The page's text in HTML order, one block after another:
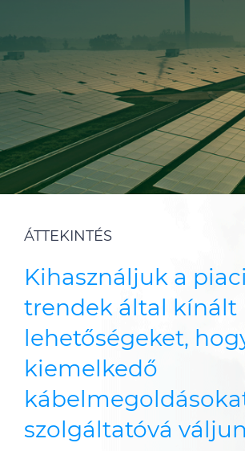
ALESEA CABLE APP
ÁTTEKINTÉS
Kihasználjuk a piaci
trendek által kínált
lehetőségeket,
kiemelkedő
szolgáltatóvá